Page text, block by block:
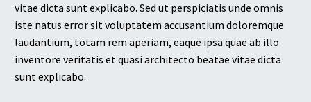
vitae dicta sunt explicabo. Sed ut perspiciatis unde omnis
iste natus error sit voluptatem accusantium doloremque
laudantium, totam rem aperiam, eaque ipsa quae ab illo
inventore veritatis et quasi architecto beatae vitae dicta
sunt explicabo.